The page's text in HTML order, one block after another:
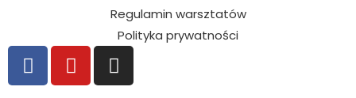
Regulamin warsztatów
Polityka prywatności